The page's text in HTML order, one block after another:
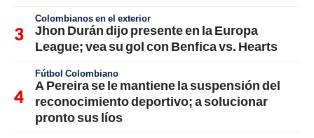
Colombianos en el exterior
Jhon Durán dijo presente en la Europa
League; vea su gol con Benfica vs. Hearts
Fútbol Colombiano
A Pereira se le mantiene la suspensión del
reconocimiento deportivo; a solucionar
pronto sus líos